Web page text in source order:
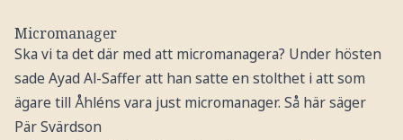
Micromanager
Ska vi ta det där med att micromanagera? Under hösten
sade Ayad Al-Saffer att han satte en stolthet i att som
ägare till Åhléns vara just micromanager. Så här säger
Pär Svärdson